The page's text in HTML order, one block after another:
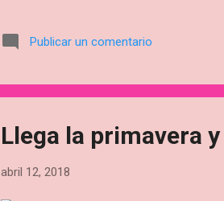
acumuladas. La delegada
Publicar un comentario
Llega la primavera
abril 12, 2018